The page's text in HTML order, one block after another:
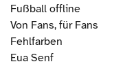
Fußball offline
Von Fans, für Fans
Fehlfarben
Eua Senf